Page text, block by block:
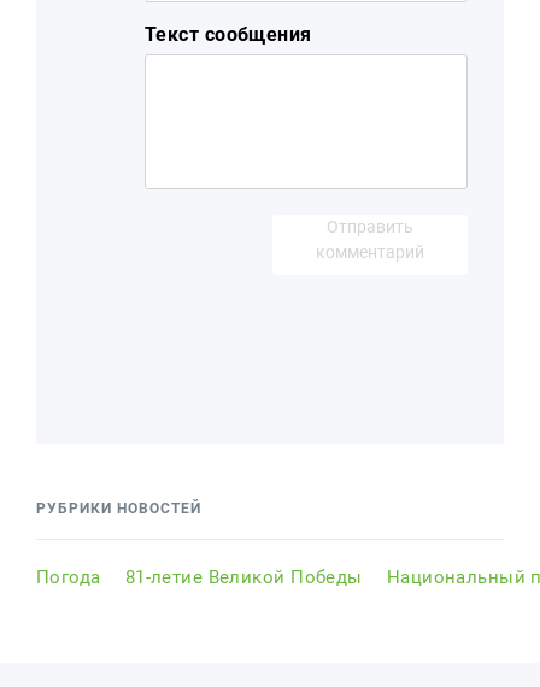
Текст сообщения
Отправить
комментарий
РУБРИКИ НОВОСТЕЙ
Погода 81-летие Великой Победы Национальный